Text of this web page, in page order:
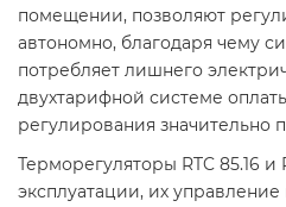
помещении, позволяют
автономно, благодаря чему
потребляет лишнего
двухтарифной системе
регулирования значительно
Терморегуляторы RTC 85.16 и
эксплуатации, их